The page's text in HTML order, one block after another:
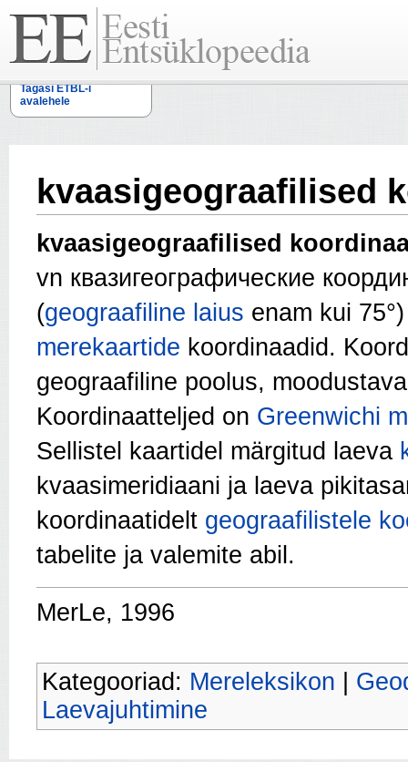
Tagasi ETBL-i
avalehele
kvaasigeograafilised
kvaasigeograafilised
vn квазигеографические
(geograafiline laius enam kui
merekaartide koordinaadid.
geograafiline poolus,
Koordinaatteljed on Greenwichi
Sellistel kaartidel märgitud laeva
kvaasimeridiaani ja laeva
koordinaatidelt geograafilistele
tabelite ja valemite abil.
MerLe, 1996
Kategooriad: Mereleksikon
Laevajuhtimine